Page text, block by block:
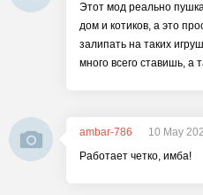
Этот мод реально
дом и котиков, а это
залипать на таких
много всего ставишь, а
ambar-786
10 May
Работает четко, имба!